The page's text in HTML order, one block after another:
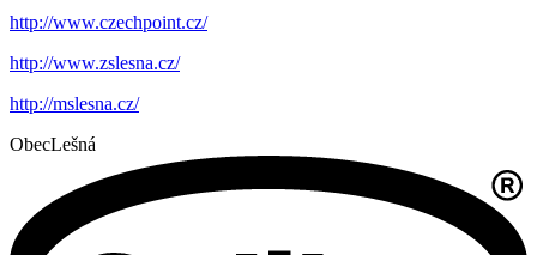
http://www.czechpoint.cz/
http://www.zslesna.cz/
http://mslesna.cz/
ObecLešná